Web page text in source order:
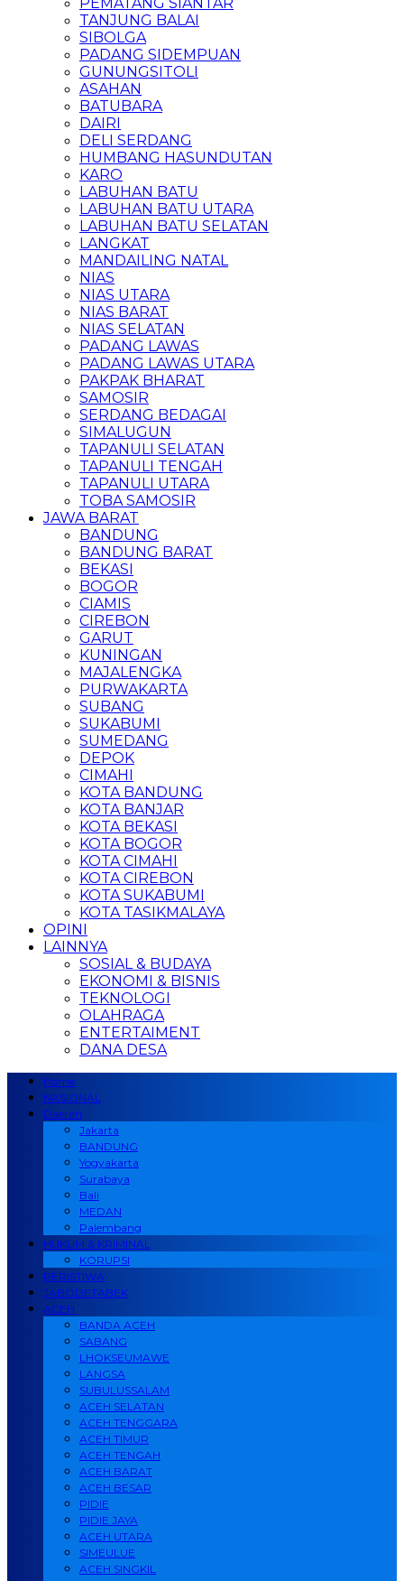
TANJUNG BALAI
SIBOLGA
PADANG SIDEMPUAN
GUNUNGSITOLI
ASAHAN
BATUBARA
DAIRI
DELI SERDANG
HUMBANG HASUNDUTAN
KARO
LABUHAN BATU
LABUHAN BATU UTARA
LABUHAN BATU SELATAN
LANGKAT
MANDAILING NATAL
NIAS
NIAS UTARA
NIAS BARAT
NIAS SELATAN
PADANG LAWAS
PADANG LAWAS UTARA
PAKPAK BHARAT
SAMOSIR
SERDANG BEDAGAI
SIMALUGUN
TAPANULI SELATAN
TAPANULI TENGAH
TAPANULI UTARA
TOBA SAMOSIR
JAWA BARAT
BANDUNG
BANDUNG BARAT
BEKASI
BOGOR
CIAMIS
CIREBON
GARUT
KUNINGAN
MAJALENGKA
PURWAKARTA
SUBANG
SUKABUMI
SUMEDANG
DEPOK
CIMAHI
KOTA BANDUNG
KOTA BANJAR
KOTA BEKASI
KOTA BOGOR
KOTA CIMAHI
KOTA CIREBON
KOTA SUKABUMI
KOTA TASIKMALAYA
OPINI
LAINNYA
SOSIAL & BUDAYA
EKONOMI & BISNIS
TEKNOLOGI
OLAHRAGA
ENTERTAIMENT
DANA DESA
Home
NASIONAL
Daerah
Jakarta
BANDUNG
Yogyakarta
Surabaya
Bali
MEDAN
Palembang
HUKUM & KRIMINAL
KORUPSI
PERISTIWA
JABODETABEK
ACEH
BANDA ACEH
SABANG
LHOKSEUMAWE
LANGSA
SUBULUSSALAM
ACEH SELATAN
ACEH TENGGARA
ACEH TIMUR
ACEH TENGAH
ACEH BARAT
ACEH BESAR
PIDIE
PIDIE JAYA
ACEH UTARA
SIMEULUE
ACEH SINGKIL